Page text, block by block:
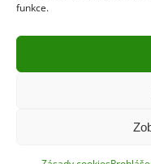
funkce.